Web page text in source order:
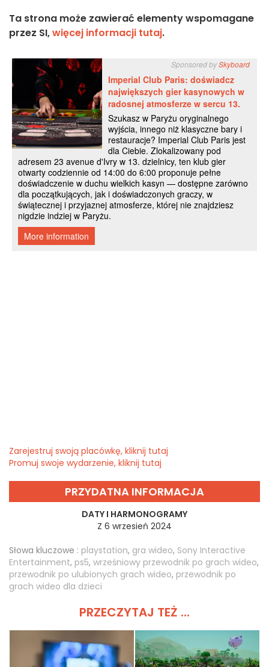
Ta strona może zawierać elementy wspomagane
przez SI,więcej informacji tutaj.
Zarejestruj swoją placówkę, kliknij tutaj
Promuj swoje wydarzenie, kliknij tutaj
PRZYDATNA INFORMACJA
DATY I HARMONOGRAMY
Z 6 wrzesień 2024
Słowa kluczowe : playstation, gra wideo, Sony Interactive
Entertainment, ps5, wrześniowy przewodnik po grach wideo,
przewodnik po ulubionych grach wideo, przewodnik po
grach wideo dla dzieci
PRZECZYTAJ TEŻ ...